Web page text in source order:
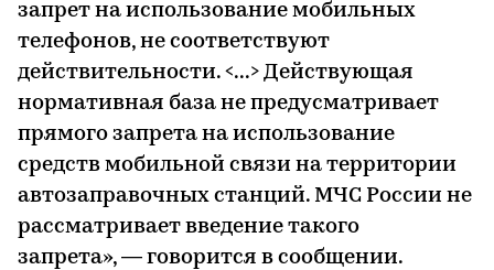
запрет на использование мобильных
телефонов, не соответствуют
действительности. <...> Действующая
нормативная база не предусматривает
прямого запрета на использование
средств мобильной связи на территории
автозаправочных станций. МЧС России не
рассматривает введение такого
запрета», — говорится в сообщении.